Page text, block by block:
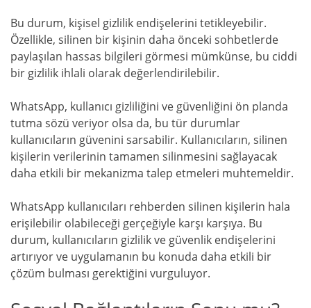
Bu durum, kişisel gizlilik endişelerini tetikleyebilir.
Özellikle, silinen bir kişinin daha önceki sohbetlerde
paylaşılan hassas bilgileri görmesi mümkünse, bu ciddi
bir gizlilik ihlali olarak değerlendirilebilir.
WhatsApp, kullanıcı gizliliğini ve güvenliğini ön planda
tutma sözü veriyor olsa da, bu tür durumlar
kullanıcıların güvenini sarsabilir. Kullanıcıların, silinen
kişilerin verilerinin tamamen silinmesini sağlayacak
daha etkili bir mekanizma talep etmeleri muhtemeldir.
WhatsApp kullanıcıları rehberden silinen kişilerin hala
erişilebilir olabileceği gerçeğiyle karşı karşıya. Bu
durum, kullanıcıların gizlilik ve güvenlik endişelerini
artırıyor ve uygulamanın bu konuda daha etkili bir
çözüm bulması gerektiğini vurguluyor.